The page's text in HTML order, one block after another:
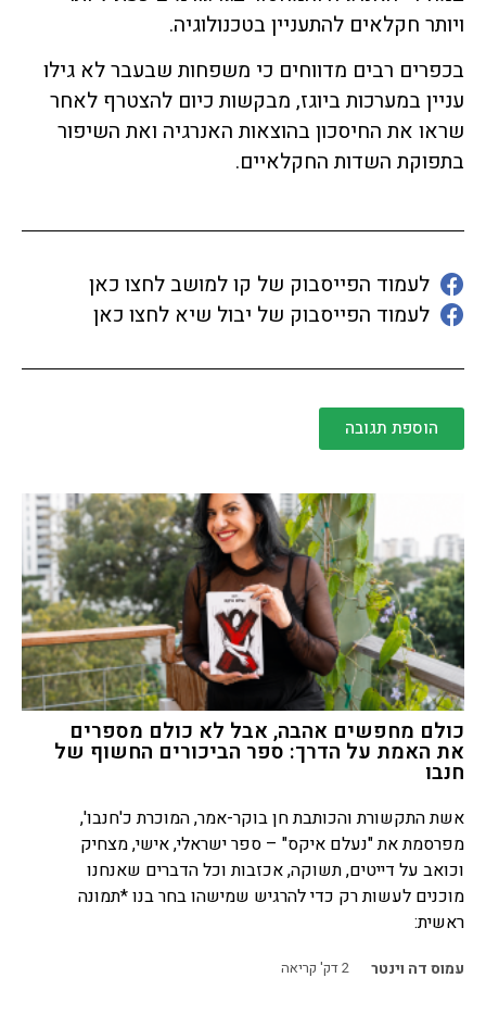
ויותר חקלאים להתעניין בטכנולוגיה.
בכפרים רבים מדווחים כי משפחות שבעבר לא גילו
עניין במערכות ביוגז, מבקשות כיום להצטרף לאחר
שראו את החיסכון בהוצאות האנרגיה ואת השיפור
בתפוקת השדות החקלאיים.
לעמוד הפייסבוק של קו למושב לחצו כאן
לעמוד הפייסבוק של יבול שיא לחצו כאן
הוספת תגובה
כולם מחפשים אהבה, אבל לא כולם מספרים
את האמת על הדרך: ספר הביכורים החשוף של
חנבו
אשת התקשורת והכותבת חן בוקר-אמר, המוכרת כ'חנבו',
מפרסמת את "נעלם איקס" – ספר ישראלי, אישי, מצחיק
וכואב על דייטים, תשוקה, אכזבות וכל הדברים שאנחנו
מוכנים לעשות רק כדי להרגיש שמישהו בחר בנו *תמונה
ראשית:
עמוס דה וינטר 2דק' קריאה